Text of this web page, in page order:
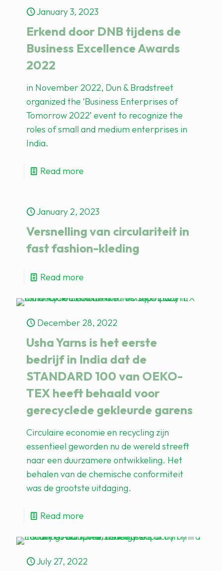
January 3, 2023
Erkend door DNB tijdens de
Business Excellence Awards
2022
in November 2022, Dun & Bradstreet
organized the ‘Business Enterprises of
Tomorrow 2022’ event to recognize the
roles of small and medium enterprises in
India.
Read more
January 2, 2023
Versnelling van circulariteit in
fast fashion-kleding
Read more
December 28, 2022
Usha Yarns is het eerste
bedrijf in India dat de
STANDARD 100 van OEKO-
TEX heeft behaald voor
gerecyclede gekleurde garens
Circulaire economie en recycling zijn
essentieel geworden nu de wereld streeft
naar een duurzamere ontwikkeling. Het
behalen van de chemische conformiteit
was de grootste uitdaging.
Read more
July 27, 2022